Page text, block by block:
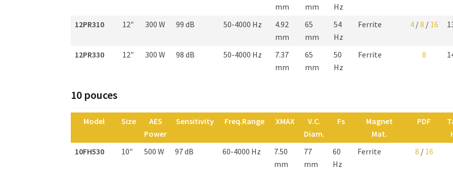
mm
mm
Hz
12PR310 12″ 300 W 99 dB 50-4000 Hz
4.92
mm
65
mm
54
Hz
Ferrite 4 /8 / 16
12PR330 12″ 300 W 98 dB 50-4000 Hz
7.37
mm
65
mm
50
Hz
Ferrite 8
10 pouces
Model Size
AES
Power
Sensitivity Freq.Range XMAX
V.C.
Diam.
Fs
Magnet
Mat.
PDF
10FH530
10″ 500 W 97 dB 60-4000 Hz
7.50
mm
77
mm
60
Hz
Ferrite 8 / 16